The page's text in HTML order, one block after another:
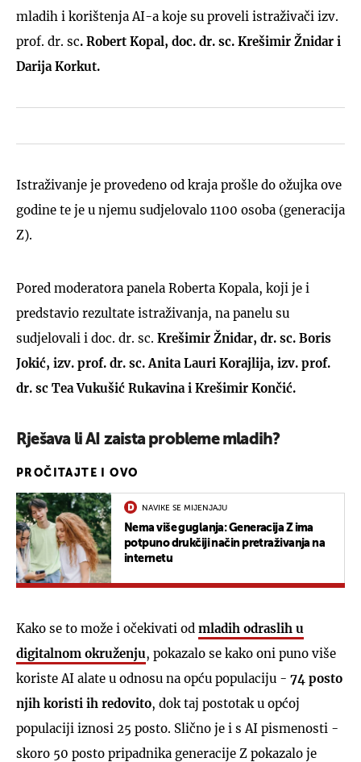
mladih i korištenja AI-a koje su proveli istraživači izv.
prof. dr. sc. Robert Kopal, doc. dr. sc. Krešimir Žnidar i
Darija Korkut.
Istraživanje je provedeno od kraja prošle do ožujka ove
godine te je u njemu sudjelovalo 1100 osoba (generacija
Z).
Pored moderatora panela Roberta Kopala, koji je i
predstavio rezultate istraživanja, na panelu su
sudjelovali i doc. dr. sc. Krešimir Žnidar, dr. sc. Boris
Jokić, izv. prof. dr. sc. Anita Lauri Korajlija, izv. prof.
dr. sc Tea Vukušić Rukavina i Krešimir Končić.
Rješava li AI zaista probleme mladih?
PROČITAJTE I OVO
NAVIKE SE MIJENJAJU
Nema više guglanja: Generacija Z ima
potpuno drukčiji način pretraživanja na
internetu
Kako se to može i očekivati od mladih odraslih u
digitalnom okruženju, pokazalo se kako oni puno više
koriste AI alate u odnosu na opću populaciju - 74 posto
njih koristi ih redovito, dok taj postotak u općoj
populaciji iznosi 25 posto. Slično je i s AI pismenosti -
skoro 50 posto pripadnika generacije Z pokazalo je